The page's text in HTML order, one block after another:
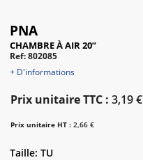
PNA
CHAMBRE À AIR 20’’
Ref: 802085
+ D'informations
Prix unitaire TTC : 3,19 €
Prix unitaire HT : 2,66 €
Taille: TU